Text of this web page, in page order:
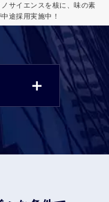
サイエンスを核に、味の素
中途採用実施中！